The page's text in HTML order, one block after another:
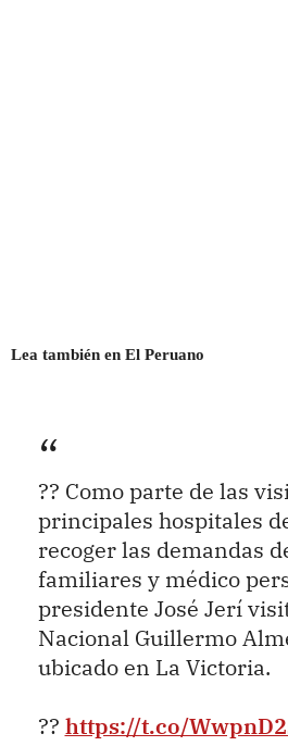
Lea también en El Peruano
?? Como parte de las
principales hospitales
recoger las demandas
familiares y médico
presidente José Jerí
Nacional Guillermo
ubicado en La Victoria.
?? https://t.co/